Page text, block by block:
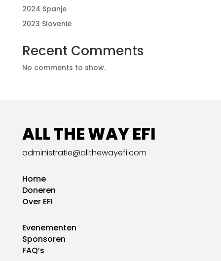
2024 Spanje
2023 Slovenië
Recent Comments
No comments to show.
ALL THE WAY EFI
administratie@allthewayefi.com
Home
Doneren
Over EFI
Evenementen
Sponsoren
FAQ’s